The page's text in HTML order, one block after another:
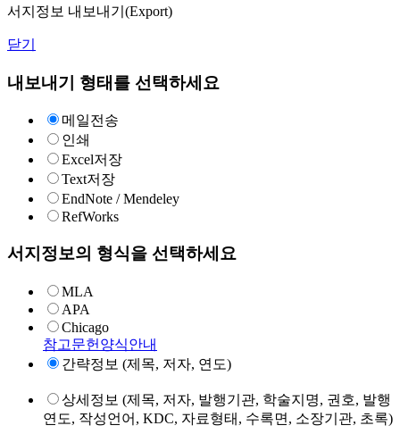
서지정보 내보내기(Export)
닫기
내보내기 형태를 선택하세요
메일전송
인쇄
Excel저장
Text저장
EndNote / Mendeley
RefWorks
서지정보의 형식을 선택하세요
MLA
APA
Chicago
참고문헌양식안내
간략정보 (제목, 저자, 연도)
상세정보 (제목, 저자, 발행기관, 학술지명, 권호, 발행
연도, 작성언어, KDC, 자료형태, 수록면, 소장기관, 초록)